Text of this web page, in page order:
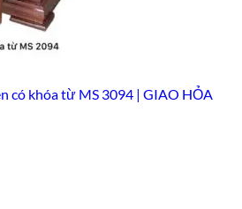
có khóa từ MS 3094 | GIAO HỎA